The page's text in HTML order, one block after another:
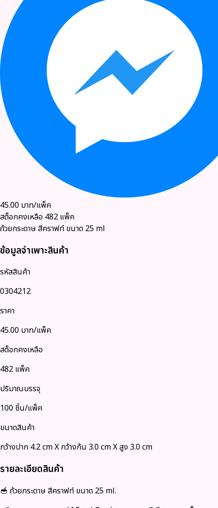
45.00 บาท/แพ็ค
สต็อกคงเหลือ 482 แพ็ค
ถ้วยกระดาษ สีคราฟท์ ขนาด 25 ml
ข้อมูลจำเพาะสินค้า
รหัสสินค้า
0304212
ราคา
45.00 บาท/แพ็ค
สต็อกคงเหลือ
482 แพ็ค
ปริมาณบรรจุ
100 ชิ้น/แพ็ค
ขนาดสินค้า
กว้างปาก 4.2 cm X กว้างก้น 3.0 cm X สูง 3.0 cm
รายละเอียดสินค้า
🥣 ถ้วยกระดาษ สีคราฟท์ ขนาด 25 ml.